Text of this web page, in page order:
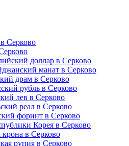
Серково
доллар в Серково
манат в Серково
драм в Серково
рубль в Серково
лев в Серково
реал в Серково
форинт в Серково
Корея в Серково
в Серково
рупия в Серково